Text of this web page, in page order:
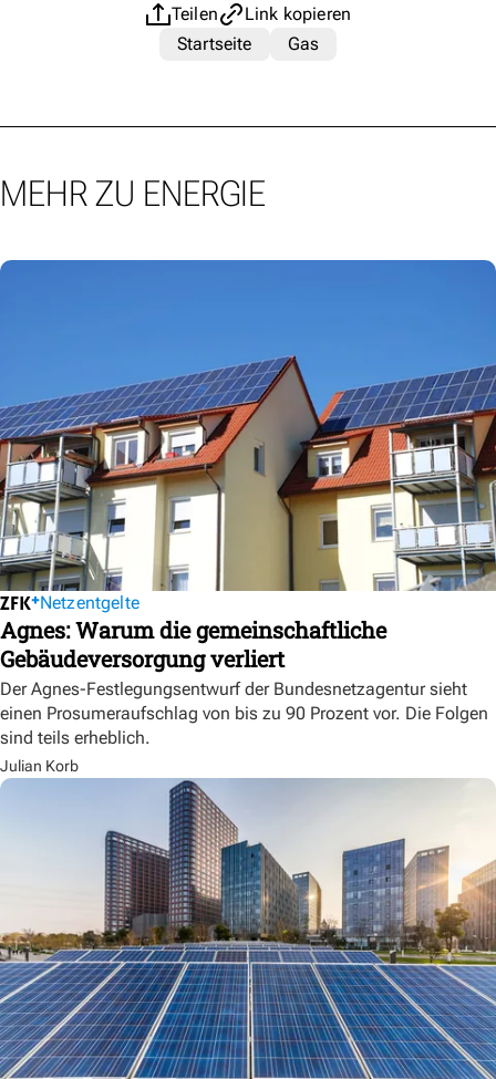
Teilen
Link kopieren
Startseite
Gas
MEHR ZU ENERGIE
Netzentgelte
Agnes: Warum die gemeinschaftliche
Gebäudeversorgung verliert
Der Agnes-Festlegungsentwurf der Bundesnetzagentur sieht
einen Prosumeraufschlag von bis zu 90 Prozent vor. Die Folgen
sind teils erheblich.
Julian Korb